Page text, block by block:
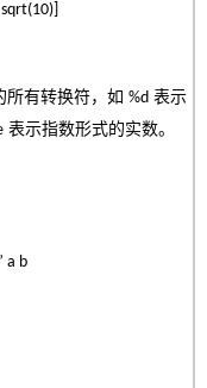
果列表结构不正
所有转换符，如 %d 表示
表示指数形式的实数。
a b